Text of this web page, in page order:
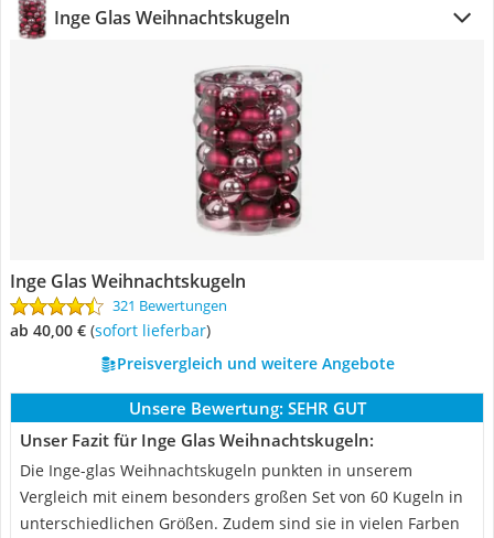
Inge Glas Weihnachtskugeln
Inge Glas Weihnachtskugeln
321 Bewertungen
ab 40,00 € ( Sofort lieferbar)
Preisvergleich und weitere Angebote
Unsere Bewertung: SEHR GUT
Unser Fazit für Inge Glas Weihnachtskugeln:
Die Inge-glas Weihnachtskugeln punkten in unserem
Vergleich mit einem besonders großen Set von 60 Kugeln in
unterschiedlichen Größen. Zudem sind sie in vielen Farben